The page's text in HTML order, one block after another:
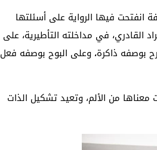
فيها الرواية على أسئلتها
القادري، في مداخلته التأطيرية، على
بوصفه ذاكرة، وعلى البوح بوصفه فعل
معناها من الألم، وتعيد تشكيل الذات